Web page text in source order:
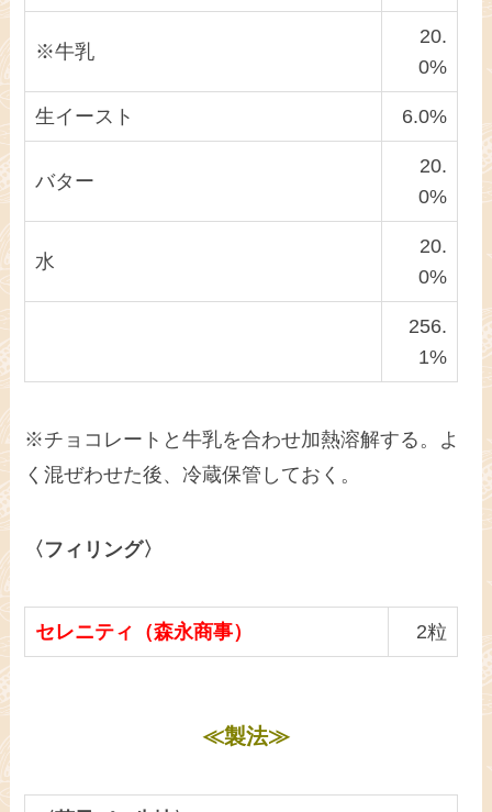
※牛乳
20.
0%
生イースト 6.0%
バター
20.
0%
水
20.
0%
256.
1%
※チョコレートと牛乳を合わせ加熱溶解する。よ
く混ぜわせた後、冷蔵保管しておく。
〈フィリング〉
セレニティ（森永商事） 2粒
≪製法≫